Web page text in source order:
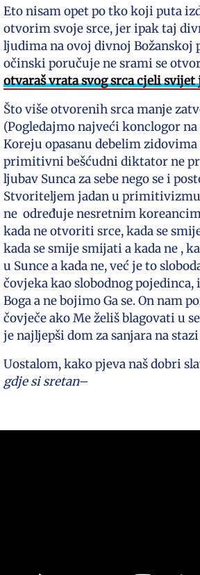
Eto nisam opet po tko koji puta
otvorim svoje srce, jer ipak taj
ljudima na ovoj divnoj Božanskoj
očinski poručuje ne srami se
otvaraš vrata svog srca cjeli
Što više otvorenih srca manje
(Pogledajmo najveći konclogor
Koreju opasanu debelim
primitivni bešćudni diktator ne
ljubav Sunca za sebe nego se i
Stvoriteljem jadan u primitivizmu
ne određuje nesretnim
kada ne otvoriti srce, kada se
kada se smije smijati a kada ne ,
u Sunce a kada ne, već je to
čovjeka kao slobodnog
Boga a ne bojimo Ga se. On nam
čovječe ako Me želiš blagovati u
je najljepši dom za sanjara na stazi
Uostalom, kako pjeva naš dobri
gdje si sretan–